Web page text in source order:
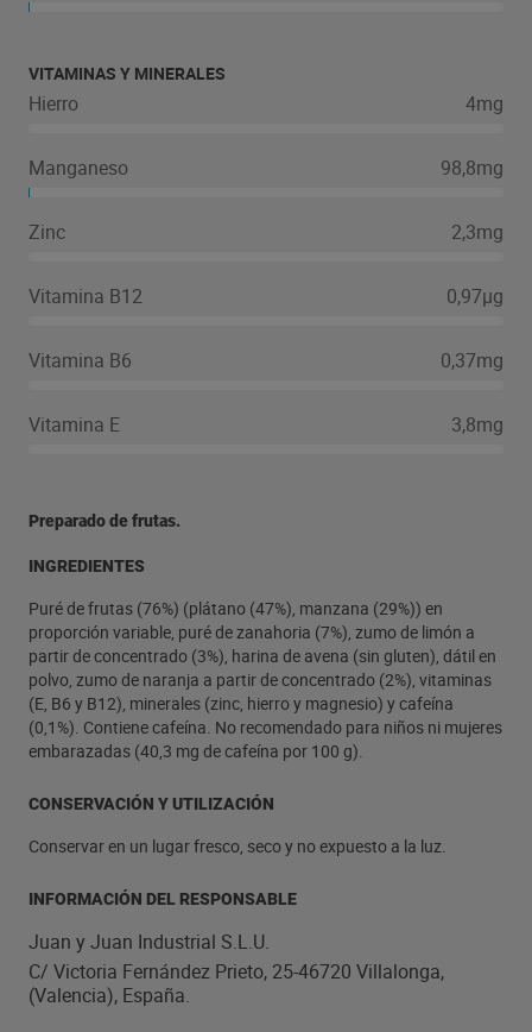
VITAMINAS Y MINERALES
Hierro 4mg
Manganeso 98,8mg
Zinc 2,3mg
Vitamina B12 0,97µg
Vitamina B6 0,37mg
Vitamina E 3,8mg
Preparado de frutas.
INGREDIENTES
Puré de frutas (76%) (plátano (47%), manzana (29%)) en
proporción variable, puré de zanahoria (7%), zumo de limón a
partir de concentrado (3%), harina de avena (sin gluten), dátil en
polvo, zumo de naranja a partir de concentrado (2%), vitaminas
(E, B6 y B12), minerales (zinc, hierro y magnesio) y cafeína
(0,1%). Contiene cafeína. No recomendado para niños ni mujeres
embarazadas (40,3 mg de cafeína por 100 g).
CONSERVACIÓN Y UTILIZACIÓN
Conservar en un lugar fresco, seco y no expuesto a la luz.
INFORMACIÓN DEL RESPONSABLE
Juan y Juan Industrial S.L.U.
C/ Victoria Fernández Prieto, 25-46720 Villalonga,
(Valencia), España.